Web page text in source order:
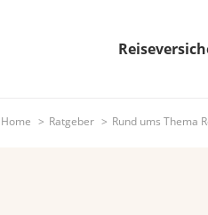
Home Ratgeber Rund ums Thema